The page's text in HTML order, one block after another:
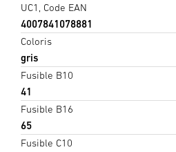
UC1, Code EAN
4007841078881
Coloris
gris
Fusible B10
41
Fusible B16
65
Fusible C10